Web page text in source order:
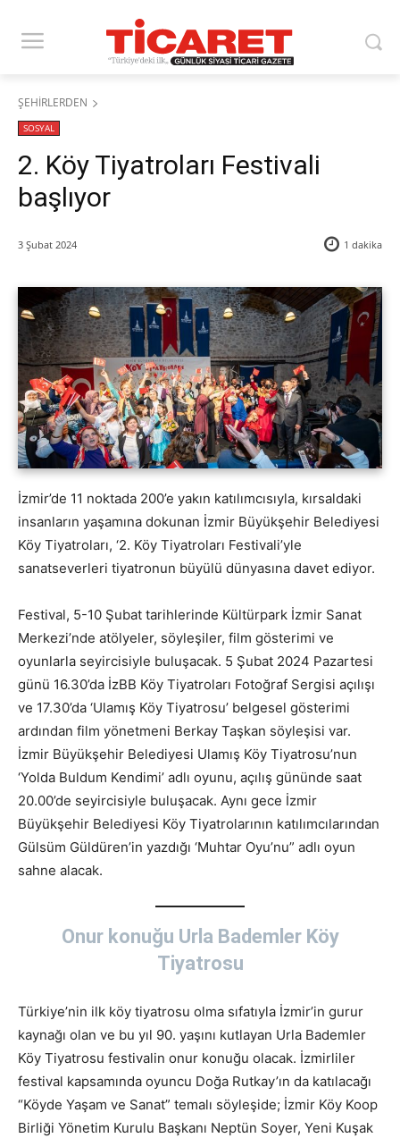
ŞEHİRLERDEN
SOSYAL
2. Köy Tiyatroları Festivali
başlıyor
3 Şubat 2024 1 dakika
İzmir’de 11 noktada 200’e yakın katılımcısıyla, kırsaldaki
insanların yaşamına dokunan İzmir Büyükşehir Belediyesi
Köy Tiyatroları, ‘2. Köy Tiyatroları Festivali’yle
sanatseverleri tiyatronun büyülü dünyasına davet ediyor.
Festival, 5-10 Şubat tarihlerinde Kültürpark İzmir Sanat
Merkezi’nde atölyeler, söyleşiler, film gösterimi ve
oyunlarla seyircisiyle buluşacak. 5 Şubat 2024 Pazartesi
günü 16.30’da İzBB Köy Tiyatroları Fotoğraf Sergisi açılışı
ve 17.30’da ‘Ulamış Köy Tiyatrosu’ belgesel gösterimi
ardından film yönetmeni Berkay Taşkan söyleşisi var.
İzmir Büyükşehir Belediyesi Ulamış Köy Tiyatrosu’nun
‘Yolda Buldum Kendimi’ adlı oyunu, açılış gününde saat
20.00’de seyircisiyle buluşacak. Aynı gece İzmir
Büyükşehir Belediyesi Köy Tiyatrolarının katılımcılarından
Gülsüm Güldüren’in yazdığı ‘Muhtar Oyu’nu” adlı oyun
sahne alacak.
Onur konuğu Urla Bademler Köy
Tiyatrosu
Türkiye’nin ilk köy tiyatrosu olma sıfatıyla İzmir’in gurur
kaynağı olan ve bu yıl 90. yaşını kutlayan Urla Bademler
Köy Tiyatrosu festivalin onur konuğu olacak. İzmirliler
festival kapsamında oyuncu Doğa Rutkay’ın da katılacağı
“Köyde Yaşam ve Sanat” temalı söyleşide; İzmir Köy Koop
Birliği Yönetim Kurulu Başkanı Neptün Soyer, Yeni Kuşak